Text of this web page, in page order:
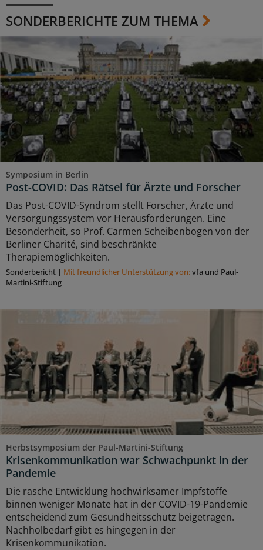
SONDERBERICHTE ZUM THEMA
Symposium in Berlin
Post-COVID: Das Rätsel für Ärzte und Forscher
Das Post-COVID-Syndrom stellt Forscher, Ärzte und
Versorgungssystem vor Herausforderungen. Eine
Besonderheit, so Prof. Carmen Scheibenbogen von der
Berliner Charité, sind beschränkte
Therapiemöglichkeiten.
Sonderbericht | Mit freundlicher Unterstützung von:vfa und Paul-
Martini-Stiftung
Herbstsymposium der Paul-Martini-Stiftung
Krisenkommunikation war Schwachpunkt in der
Pandemie
Die rasche Entwicklung hochwirksamer Impfstoffe
binnen weniger Monate hat in der COVID-19-Pandemie
entscheidend zum Gesundheitsschutz beigetragen.
Nachholbedarf gibt es hingegen in der
Krisenkommunikation.